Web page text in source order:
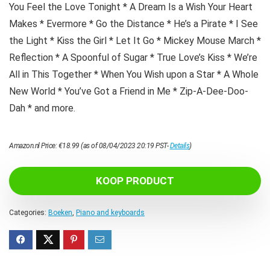
You Feel the Love Tonight * A Dream Is a Wish Your Heart
Makes * Evermore * Go the Distance * He’s a Pirate * I See
the Light * Kiss the Girl * Let It Go * Mickey Mouse March *
Reflection * A Spoonful of Sugar * True Love’s Kiss * We’re
All in This Together * When You Wish upon a Star * A Whole
New World * You’ve Got a Friend in Me * Zip-A-Dee-Doo-
Dah * and more.
Amazon.nl Price:€18.99 (as of 08/04/2023 20:19 PST-Details)
KOOP PRODUCT
Categories: Boeken, Piano and keyboards